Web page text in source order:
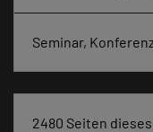
Seminar,
2480 Seiten